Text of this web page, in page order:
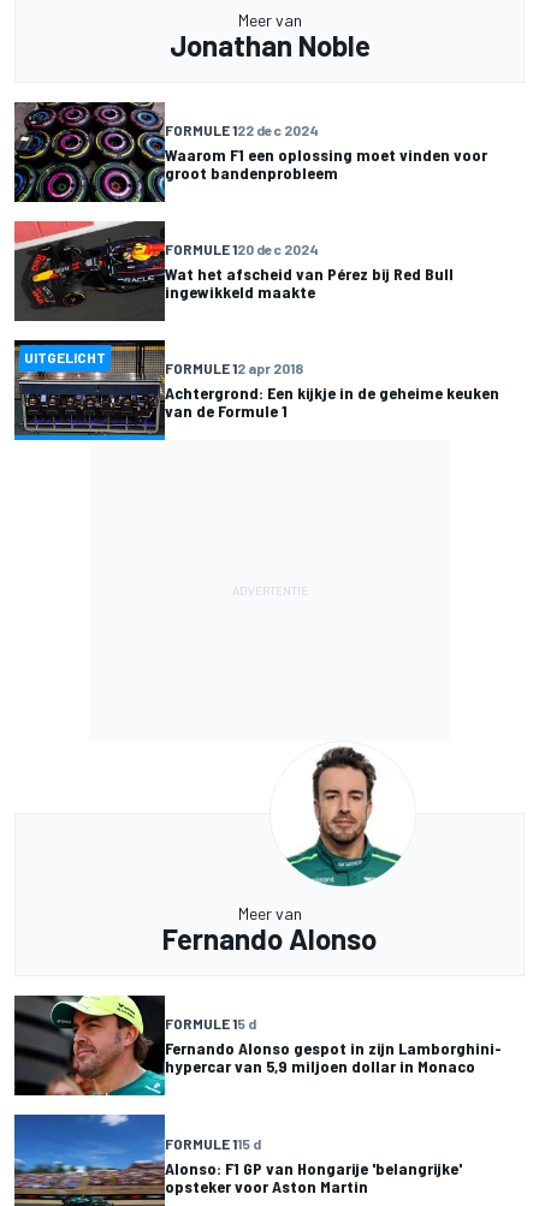
Meer van
Jonathan Noble
FORMULE 122 dec 2024
Waarom F1 een oplossing moet vinden voor
groot bandenprobleem
FORMULE 120 dec 2024
Wat het afscheid van Pérez bij Red Bull
ingewikkeld maakte
UITGELICHT
FORMULE 12 apr 2018
Achtergrond: Een kijkje in de geheime keuken
van de Formule 1
Meer van
Fernando Alonso
FORMULE 15 d
Fernando Alonso gespot in zijn Lamborghini-
hypercar van 5,9 miljoen dollar in Monaco
FORMULE 115 d
Alonso: F1 GP van Hongarije 'belangrijke'
opsteker voor Aston Martin